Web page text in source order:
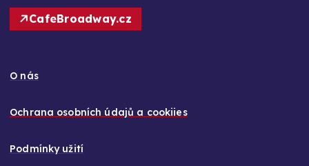
CafeBroadway.cz
O nás
Ochrana osobních údajů a cookiies
Podmínky užití